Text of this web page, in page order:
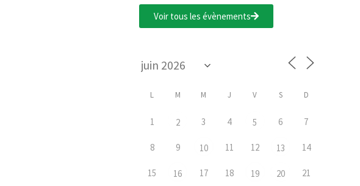
Voir tous les évènements
L M M J V S D
1 2 3 4 5 6 7
8 9 10 11 12 13 14
15 16 17 18 19 20 21